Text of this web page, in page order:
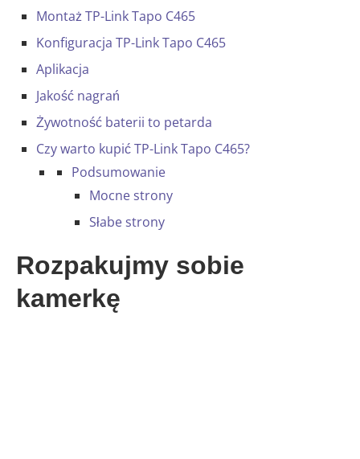
Montaż TP-Link Tapo C465
Konfiguracja TP-Link Tapo C465
Aplikacja
Jakość nagrań
Żywotność baterii to petarda
Czy warto kupić TP-Link Tapo C465?
Podsumowanie
Mocne strony
Słabe strony
Rozpakujmy sobie
kamerkę